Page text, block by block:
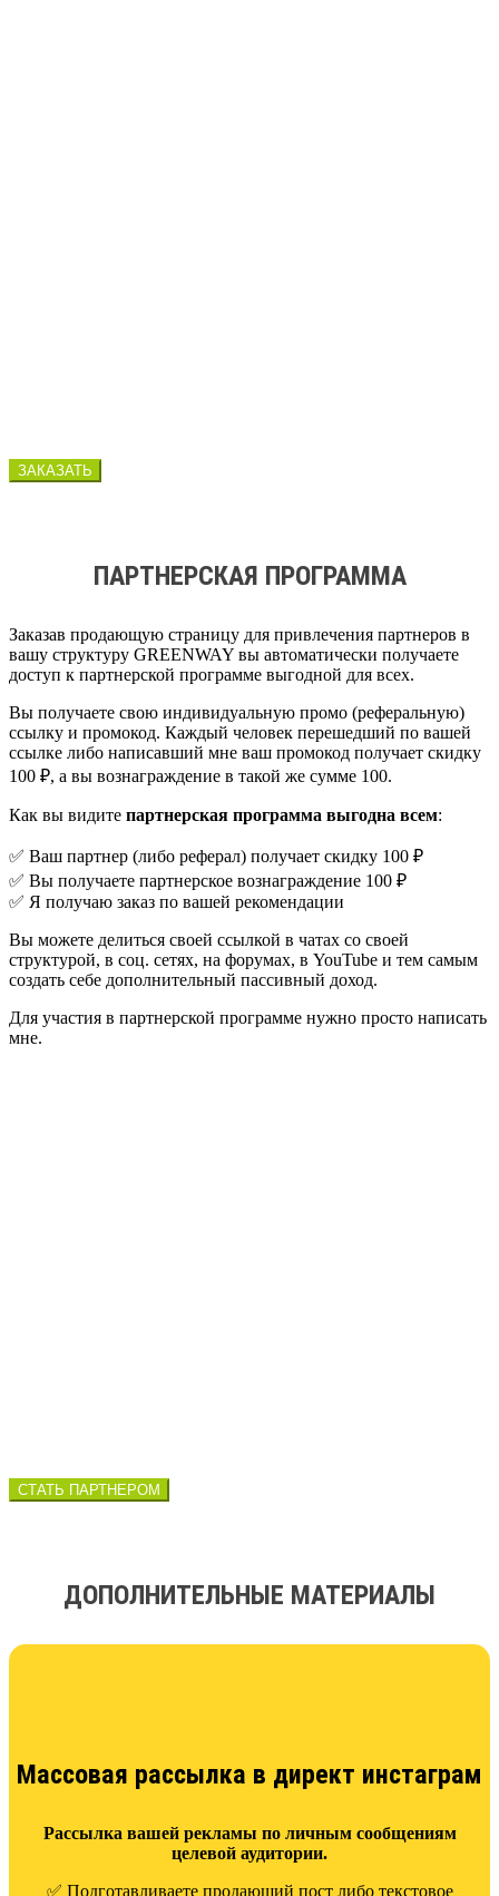
ЗАКАЗАТЬ
ПАРТНЕРСКАЯ ПРОГРАММА
Заказав продающую страницу для привлечения партнеров в
вашу структуру GREENWAY вы автоматически получаете
доступ к партнерской программе выгодной для всех.
Вы получаете свою индивидуальную промо (реферальную)
ссылку и промокод. Каждый человек перешедший по вашей
ссылке либо написавший мне ваш промокод получает скидку
100 ₽, а вы вознаграждение в такой же сумме 100.
Как вы видите партнерская программа выгодна всем:
✅ Ваш партнер (либо реферал) получает скидку 100 ₽
✅ Вы получаете партнерское вознаграждение 100 ₽
✅ Я получаю заказ по вашей рекомендации
Вы можете делиться своей ссылкой в чатах со своей
структурой, в соц. сетях, на форумах, в YouTube и тем самым
создать себе дополнительный пассивный доход.
Для участия в партнерской программе нужно просто написать
мне.
СТАТЬ ПАРТНЕРОМ
ДОПОЛНИТЕЛЬНЫЕ МАТЕРИАЛЫ
Массовая рассылка в директ инстаграм
Рассылка вашей рекламы по личным сообщениям
целевой аудитории.
✅ Подготавливаете продающий пост либо текстовое